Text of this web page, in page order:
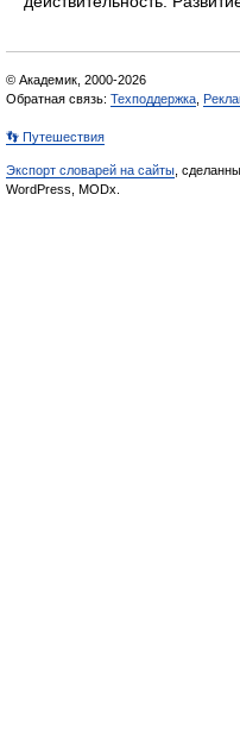
© Академик, 2000-2026
Обратная связь: Техподдержка
👣 Путешествия
Экспорт словарей на сайты ,
WordPress, MODx.